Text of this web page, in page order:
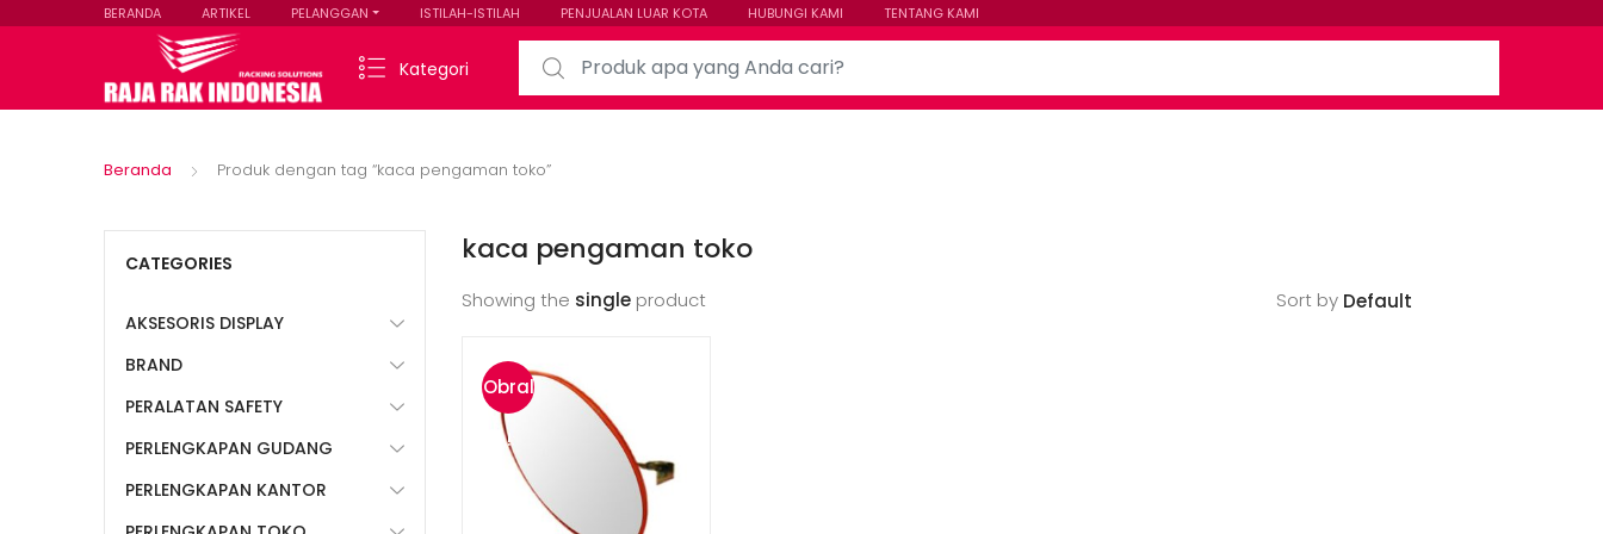
BERANDA ARTIKEL PELANGGAN ISTILAH-ISTILAH PENJUALAN LUAR KOTA HUBUNGI KAMI TENTANG KAMI
Kategori
Search for:
Beranda Produk dengan tag “kaca pengaman toko”
kaca pengaman toko
Showing the single product Sort by
Obral
!
CATEGORIES
AKSESORIS DISPLAY
BRAND
PERALATAN SAFETY
PERLENGKAPAN GUDANG
PERLENGKAPAN KANTOR